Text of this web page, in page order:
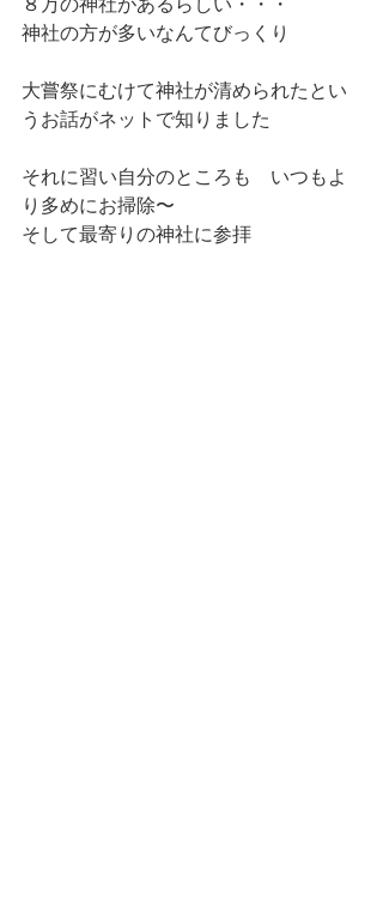
神社の方が多いなんてびっくり
大嘗祭にむけて神社が清められたとい
うお話がネットで知りました
それに習い自分のところも　いつもよ
り多めにお掃除〜
そして最寄りの神社に参拝